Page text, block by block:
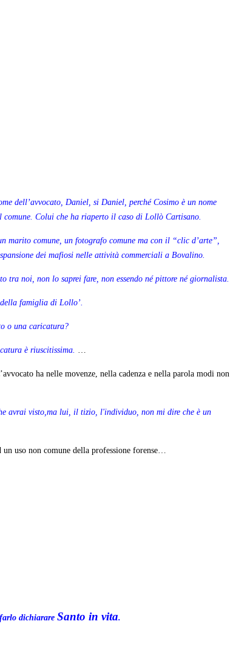
dell’avvocato, Daniel, si Daniel, perché Cosimo è un nome
Colui che ha riaperto il caso di Lollò Cartisano.
marito comune, un fotografo comune ma con il “clic d’arte”,
dei mafiosi nelle attività commerciali a Bovalino.
noi, non lo saprei fare, non essendo né pittore né giornalista.
famiglia di Lollo’.
o una caricatura?
è riuscitissima. …
ha nelle movenze, nella cadenza e nella parola modi non
avrai visto,ma lui, il tizio, l'individuo, non mi dire che è un
uso non comune della professione forense…
dichiarare Santo in vita.